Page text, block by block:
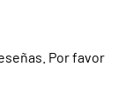
Por favor